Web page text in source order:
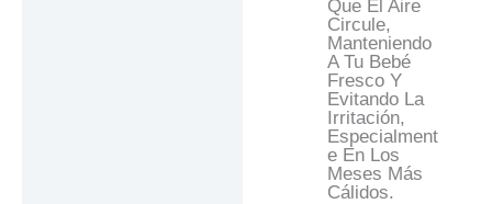
Que El Aire
Circule,
Manteniendo
A Tu Bebé
Fresco Y
Evitando La
Irritación,
Especialment
E En Los
Meses Más
Cálidos.